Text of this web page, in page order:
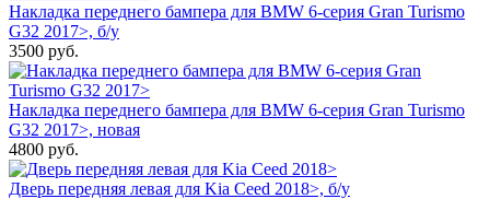
Накладка переднего бампера для BMW 6-серия Gran Turismo
G32 2017>, б/у
3500 руб.
Накладка переднего бампера для BMW 6-серия Gran Turismo
G32 2017>, новая
4800 руб.
Дверь передняя левая для Kia Ceed 2018>, б/у